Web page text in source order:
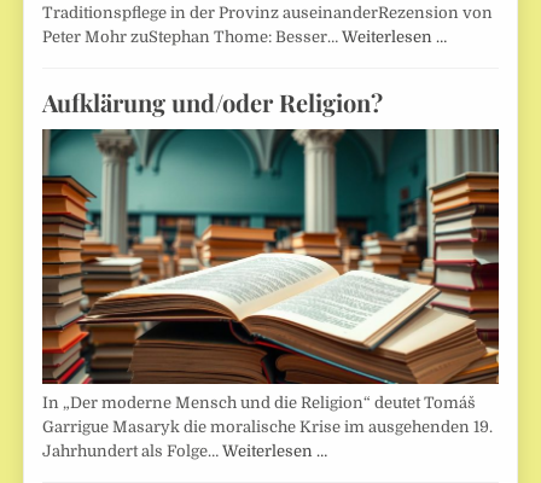
Traditionspflege in der Provinz auseinanderRezension von
Peter Mohr zuStephan Thome: Besser…Weiterlesen …
Aufklärung und/oder Religion?
In „Der moderne Mensch und die Religion“ deutet Tomáš
Garrigue Masaryk die moralische Krise im ausgehenden 19.
Jahrhundert als Folge…Weiterlesen …